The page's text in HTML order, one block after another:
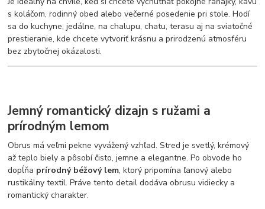
s koláčom, rodinný obed alebo večerné posedenie pri stole. Hodí
sa do kuchyne, jedálne, na chalupu, chatu, terasu aj na sviatočné
prestieranie, kde chcete vytvoriť krásnu a prirodzenú atmosféru
bez zbytočnej okázalosti.
Jemný romantický dizajn s ružami a
prírodným lemom
Obrus má veľmi pekne vyvážený vzhľad. Stred je svetlý, krémový
až teplo biely a pôsobí čisto, jemne a elegantne. Po obvode ho
dopĺňa prírodný béžový lem, ktorý pripomína ľanový alebo
rustikálny textil. Práve tento detail dodáva obrusu vidiecky a
romantický charakter.